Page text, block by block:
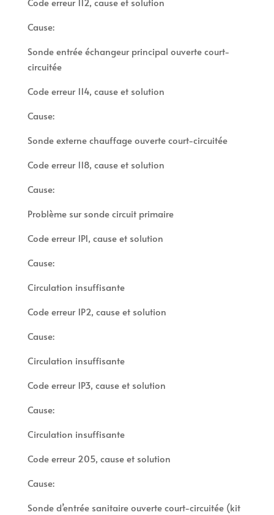
Cause:
Sonde entrée échangeur principal ouverte court-
circuitée
Code erreur 114, cause et solution
Cause:
Sonde externe chauffage ouverte court-circuitée
Code erreur 118, cause et solution
Cause:
Problème sur sonde circuit primaire
Code erreur 1P1, cause et solution
Cause:
Circulation insuffisante
Code erreur 1P2, cause et solution
Cause:
Circulation insuffisante
Code erreur 1P3, cause et solution
Cause:
Circulation insuffisante
Code erreur 205, cause et solution
Cause:
Sonde d’entrée sanitaire ouverte court-circuitée (kit